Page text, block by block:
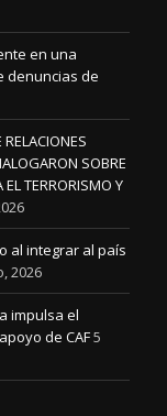
en una
denuncias de
SOBRE
TERRORISMO Y
al integrar al país
2026
impulsa el
de CAF5